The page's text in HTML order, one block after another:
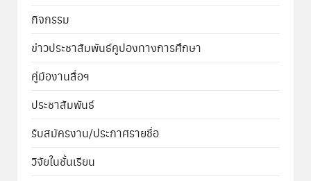
กิจกรรม
ข่าวประชาสัมพันธ์คูปองทางการศึกษา
คู่มืองานสื่อฯ
ประชาสัมพันธ์
รับสมัครงาน/ประกาศรายชื่อ
วิจัยในชั้นเรียน